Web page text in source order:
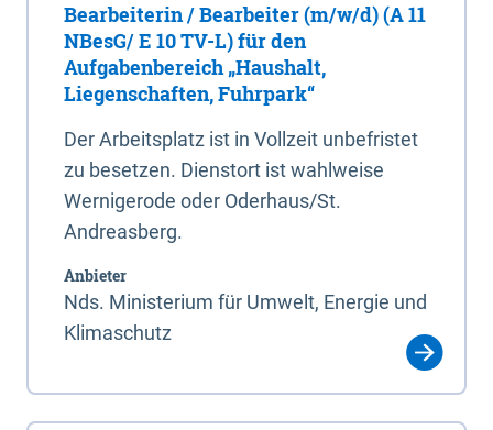
Bearbeiterin / Bearbeiter (m/w/d) (A 11
NBesG/ E 10 TV-L) für den
Aufgabenbereich „Haushalt,
Liegenschaften, Fuhrpark“
Der Arbeitsplatz ist in Vollzeit unbefristet
zu besetzen. Dienstort ist wahlweise
Wernigerode oder Oderhaus/St.
Andreasberg.
Anbieter
Nds. Ministerium für Umwelt, Energie und
Klimaschutz